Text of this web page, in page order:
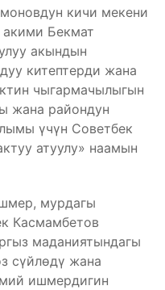
кичи мекени
акими Бекмат
акындын
китептерди жана
чыгармачылыгын
жана райондун
үчүн Советбек
атуулу» наамын
мурдагы
Касмамбетов
маданиятындагы
сүйлөдү жана
ишмердигин